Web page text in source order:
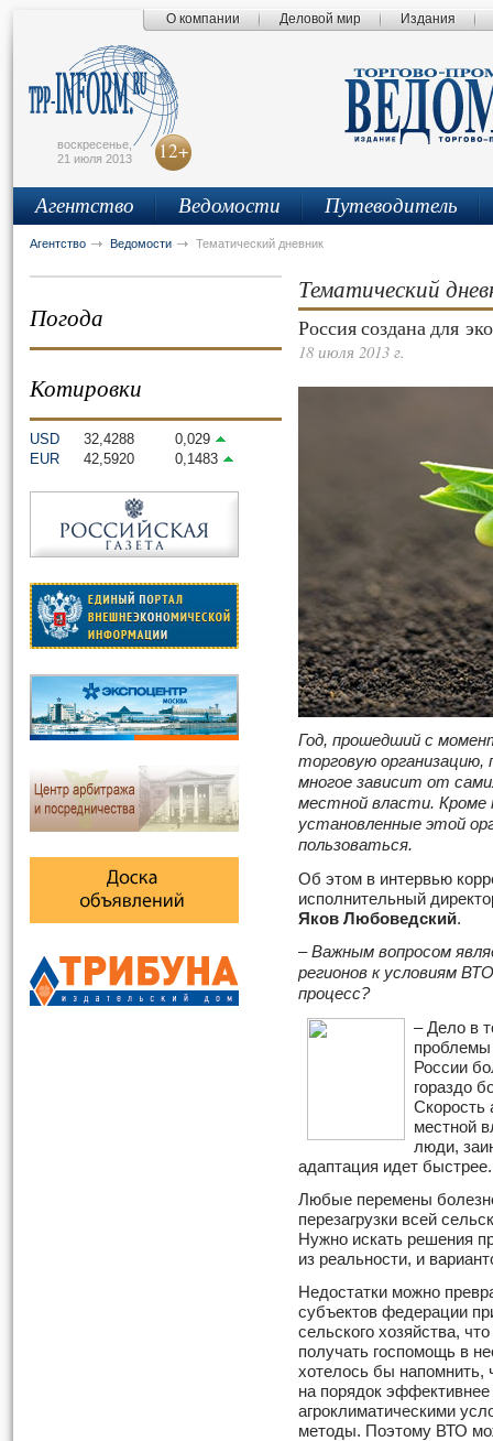
О компании Деловой мир Издания
воскресенье,
21 июля 2013
12+
Агентство Ведомости Путеводитель
Агентство Ведомости Тематический дневник
Погода
Котировки
USD 32,4288
0,029
EUR
42,5920 0,1483
Тематический
Россия создана для
18 июля 2013 г.
Год, прошедший с
торговую организацию,
многое зависит от
местной власти. Кроме
установленные этой
пользоваться.
Об этом в интервью
исполнительный
Яков Любоведский.
– Важным вопросом
регионов к условиям
процесс?
– Дело в
проблемы
России
гораздо
Скорость
местной
люди,
адаптация идет быстрее.
Любые перемены
перезагрузки всей
Нужно искать решения
из реальности, и
Недостатки можно
субъектов федерации
сельского хозяйства,
получать госпомощь в
хотелось бы напомнить,
на порядок
агроклиматическими
методы. Поэтому ВТО